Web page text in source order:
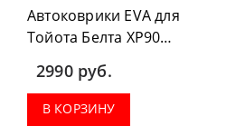
Автоковрики EVA для
Тойота Белта ХР90
2005-2009 можно
приобрести в
комплектации:
водительский коврик,
2990 руб.
В КОРЗИНУ